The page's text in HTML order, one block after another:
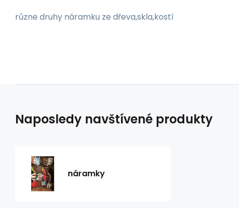
různe druhy náramku ze dřeva,skla,kostí
Naposledy navštívené produkty
náramky